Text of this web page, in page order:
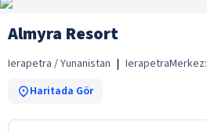
Almyra Resort
Ierapetra / Yunanistan | IerapetraMerkez:
Haritada Gör